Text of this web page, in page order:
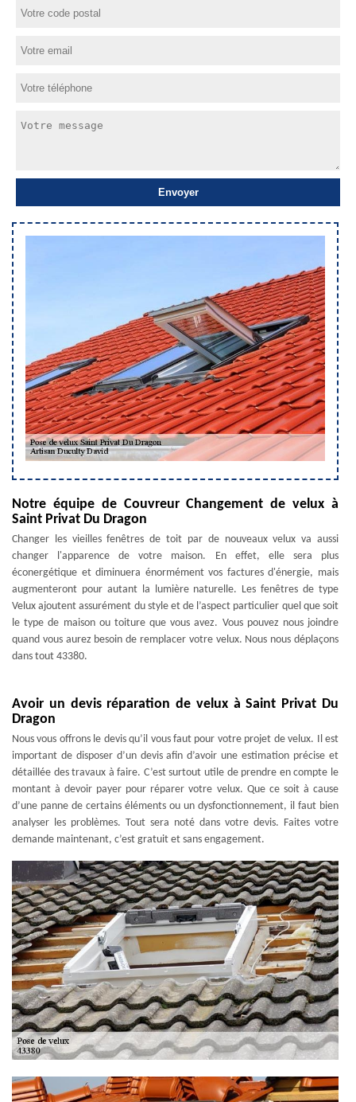
Notre équipe de Couvreur Changement de velux à
Saint Privat Du Dragon
Changer les vieilles fenêtres de toit par de nouveaux velux va aussi
changer l'apparence de votre maison. En effet, elle sera plus
éconergétique et diminuera énormément vos factures d'énergie, mais
augmenteront pour autant la lumière naturelle. Les fenêtres de type
Velux ajoutent assurément du style et de l’aspect particulier quel que soit
le type de maison ou toiture que vous avez. Vous pouvez nous joindre
quand vous aurez besoin de remplacer votre velux. Nous nous déplaçons
dans tout 43380.
Avoir un devis réparation de velux à Saint Privat Du
Dragon
Nous vous offrons le devis qu’il vous faut pour votre projet de velux. Il est
important de disposer d’un devis afin d’avoir une estimation précise et
détaillée des travaux à faire. C’est surtout utile de prendre en compte le
montant à devoir payer pour réparer votre velux. Que ce soit à cause
d’une panne de certains éléments ou un dysfonctionnement, il faut bien
analyser les problèmes. Tout sera noté dans votre devis. Faites votre
demande maintenant, c’est gratuit et sans engagement.